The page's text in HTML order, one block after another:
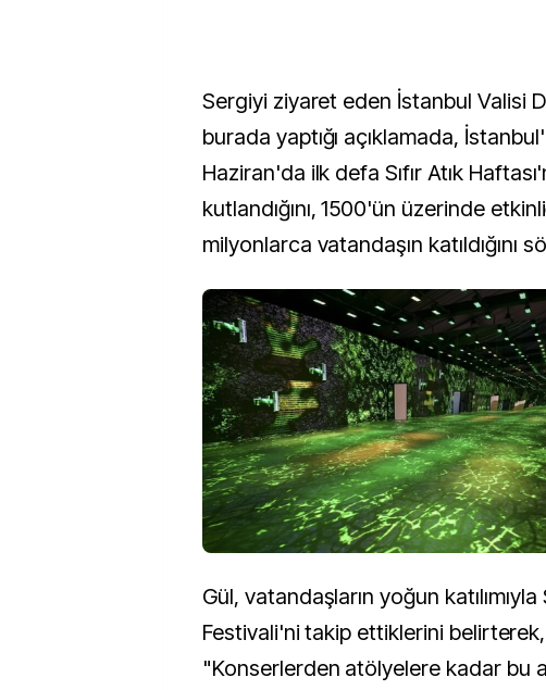
Sergiyi ziyaret eden İstanbul Valisi
burada yaptığı açıklamada,
Haziran'da ilk defa Sıfır Atık
kutlandığını, 1500'ün üzerinde
milyonlarca vatandaşın katıldığını
Gül, vatandaşların yoğun katılımıyla
Festivali'ni takip ettiklerini belirterek,
"Konserlerden atölyelere kadar bu